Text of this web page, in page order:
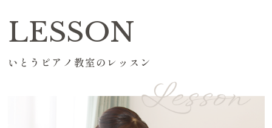
LESSON
いとうピアノ教室のレッスン